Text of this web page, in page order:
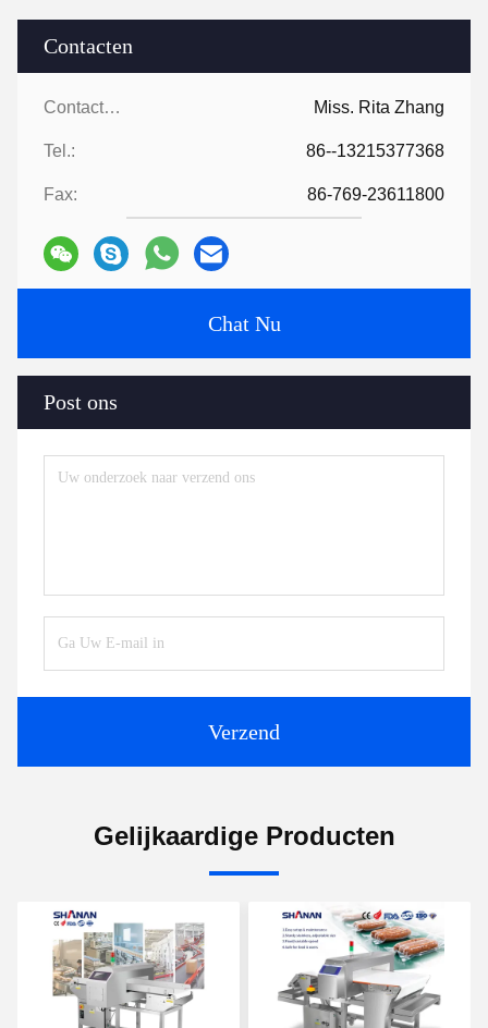
Contacten
Contacten: Miss. Rita Zhang
Tel.: 86--13215377368
Fax: 86-769-23611800
Chat Nu
Post ons
Verzend
Gelijkaardige Producten